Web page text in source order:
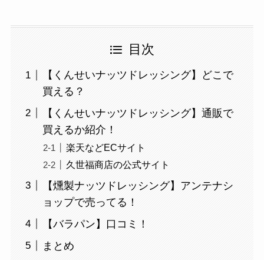
目次
【くんせいナッツドレッシング】どこで
買える？
【くんせいナッツドレッシング】通販で
買えるか紹介！
楽天などECサイト
久世福商店の公式サイト
【燻製ナッツドレッシング】アンテナシ
ョップで売ってる！
【バラパン】口コミ！
まとめ